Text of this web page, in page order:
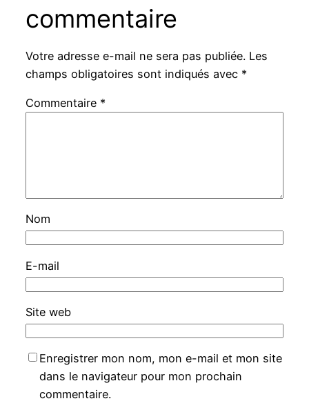
commentaire
Votre adresse e-mail ne sera pas publiée. Les
champs obligatoires sont indiqués avec *
Commentaire *
Nom
E-mail
Site web
Enregistrer mon nom, mon e-mail et mon site
dans le navigateur pour mon prochain
commentaire.